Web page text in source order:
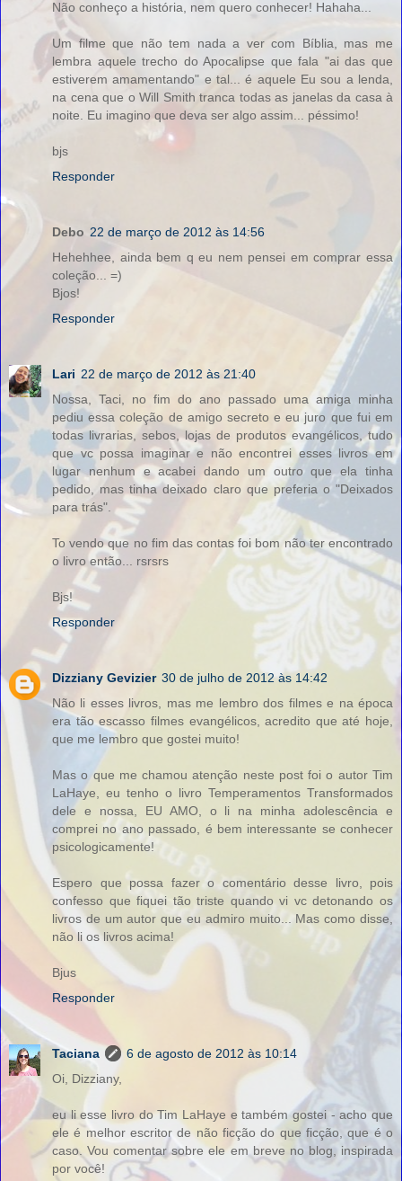
Não conheço a história, nem quero conhecer! Hahaha...
Um filme que não tem nada a ver com Bíblia, mas me
lembra aquele trecho do Apocalipse que fala "ai das que
estiverem amamentando" e tal... é aquele Eu sou a lenda,
na cena que o Will Smith tranca todas as janelas da casa à
noite. Eu imagino que deva ser algo assim... péssimo!
bjs
Responder
Debo 22 de março de 2012 às 14:56
Hehehhee, ainda bem q eu nem pensei em comprar essa
coleção... =)
Bjos!
Responder
Lari 22 de março de 2012 às 21:40
Nossa, Taci, no fim do ano passado uma amiga minha
pediu essa coleção de amigo secreto e eu juro que fui em
todas livrarias, sebos, lojas de produtos evangélicos, tudo
que vc possa imaginar e não encontrei esses livros em
lugar nenhum e acabei dando um outro que ela tinha
pedido, mas tinha deixado claro que preferia o "Deixados
para trás".
To vendo que no fim das contas foi bom não ter encontrado
o livro então... rsrsrs
Bjs!
Responder
Dizziany Gevizier 30 de julho de 2012 às 14:42
Não li esses livros, mas me lembro dos filmes e na época
era tão escasso filmes evangélicos, acredito que até hoje,
que me lembro que gostei muito!
Mas o que me chamou atenção neste post foi o autor Tim
LaHaye, eu tenho o livro Temperamentos Transformados
dele e nossa, EU AMO, o li na minha adolescência e
comprei no ano passado, é bem interessante se conhecer
psicologicamente!
Espero que possa fazer o comentário desse livro, pois
confesso que fiquei tão triste quando vi vc detonando os
livros de um autor que eu admiro muito... Mas como disse,
não li os livros acima!
Bjus
Responder
Taciana
6 de agosto de 2012 às 10:14
Oi, Dizziany,
eu li esse livro do Tim LaHaye e também gostei - acho que
ele é melhor escritor de não ficção do que ficção, que é o
caso. Vou comentar sobre ele em breve no blog, inspirada
por você!